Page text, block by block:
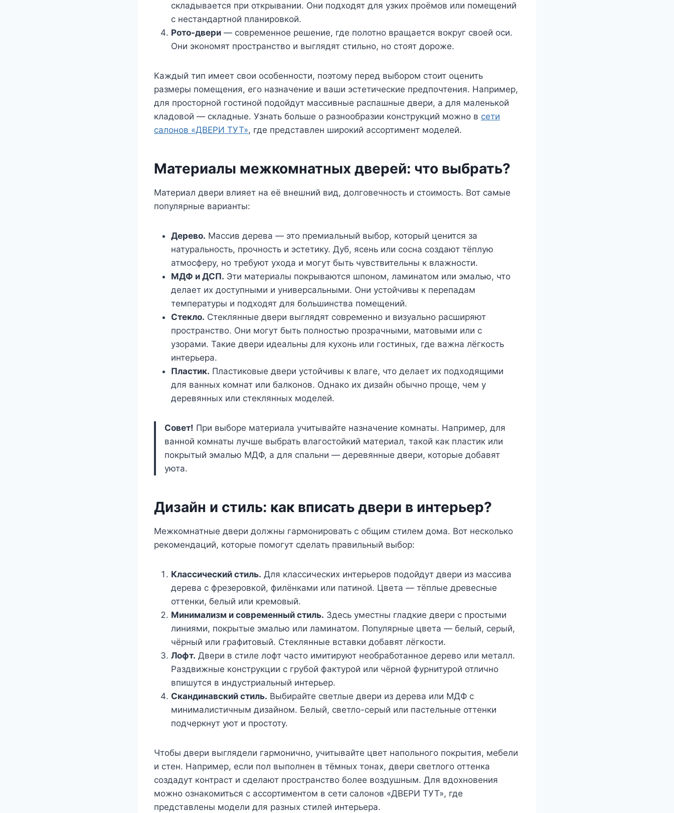
складывается при открывании. Они подходят для узких проёмов или помещений
с нестандартной планировкой.
Рото-двери — современное решение, где полотно вращается вокруг своей оси.
Они экономят пространство и выглядят стильно, но стоят дороже.
Каждый тип имеет свои особенности, поэтому перед выбором стоит оценить
размеры помещения, его назначение и ваши эстетические предпочтения. Например,
для просторной гостиной подойдут массивные распашные двери, а для маленькой
кладовой — складные. Узнать больше о разнообразии конструкций можно в сети
салонов «ДВЕРИ ТУТ», где представлен широкий ассортимент моделей.
Материалы межкомнатных дверей: что выбрать?
Материал двери влияет на её внешний вид, долговечность и стоимость. Вот самые
популярные варианты:
Дерево. Массив дерева — это премиальный выбор, который ценится за
натуральность, прочность и эстетику. Дуб, ясень или сосна создают тёплую
атмосферу, но требуют ухода и могут быть чувствительны к влажности.
МДФ и ДСП. Эти материалы покрываются шпоном, ламинатом или эмалью, что
делает их доступными и универсальными. Они устойчивы к перепадам
температуры и подходят для большинства помещений.
Стекло. Стеклянные двери выглядят современно и визуально расширяют
пространство. Они могут быть полностью прозрачными, матовыми или с
узорами. Такие двери идеальны для кухонь или гостиных, где важна лёгкость
интерьера.
Пластик. Пластиковые двери устойчивы к влаге, что делает их подходящими
для ванных комнат или балконов. Однако их дизайн обычно проще, чем у
деревянных или стеклянных моделей.
Совет! При выборе материала учитывайте назначение комнаты. Например, для
ванной комнаты лучше выбрать влагостойкий материал, такой как пластик или
покрытый эмалью МДФ, а для спальни — деревянные двери, которые добавят
уюта.
Дизайн и стиль: как вписать двери в интерьер?
Межкомнатные двери должны гармонировать с общим стилем дома. Вот несколько
рекомендаций, которые помогут сделать правильный выбор:
Классический стиль. Для классических интерьеров подойдут двери из массива
дерева с фрезеровкой, филёнками или патиной. Цвета — тёплые древесные
оттенки, белый или кремовый.
Минимализм и современный стиль. Здесь уместны гладкие двери с простыми
линиями, покрытые эмалью или ламинатом. Популярные цвета — белый, серый,
чёрный или графитовый. Стеклянные вставки добавят лёгкости.
Лофт. Двери в стиле лофт часто имитируют необработанное дерево или металл.
Раздвижные конструкции с грубой фактурой или чёрной фурнитурой отлично
впишутся в индустриальный интерьер.
Скандинавский стиль. Выбирайте светлые двери из дерева или МДФ с
минималистичным дизайном. Белый, светло-серый или пастельные оттенки
подчеркнут уют и простоту.
Чтобы двери выглядели гармонично, учитывайте цвет напольного покрытия, мебели
и стен. Например, если пол выполнен в тёмных тонах, двери светлого оттенка
создадут контраст и сделают пространство более воздушным. Для вдохновения
можно ознакомиться с ассортиментом в сети салонов «ДВЕРИ ТУТ», где
представлены модели для разных стилей интерьера.